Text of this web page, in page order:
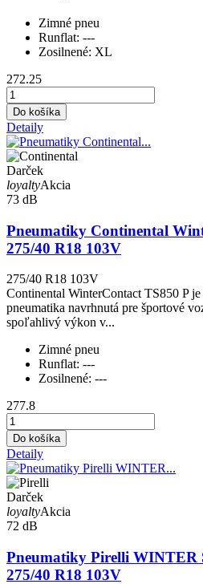
Zimné pneu
Runflat: ---
Zosilnené: XL
272.25
Do košíka
Detaily
Darček
loyaltyAkcia
73 dB
Pneumatiky Continental
275/40 R18 103V
275/40 R18 103V
Continental WinterContact TS850 P
pneumatika navrhnutá pre športové
spoľahlivý výkon v...
Zimné pneu
Runflat: ---
Zosilnené: ---
277.8
Do košíka
Detaily
Darček
loyaltyAkcia
72 dB
Pneumatiky Pirelli WINTER
275/40 R18 103V